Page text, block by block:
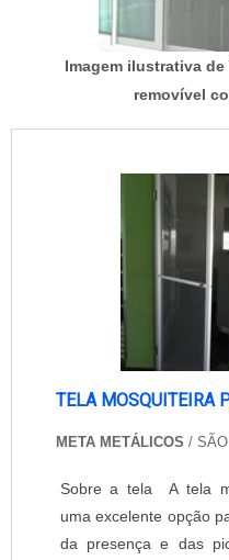
Imagem ilustrativa
removível
TELA MOSQUITEIRA
META METÁLICOS /
Sobre a tela A tela
uma excelente opção
da presença e das